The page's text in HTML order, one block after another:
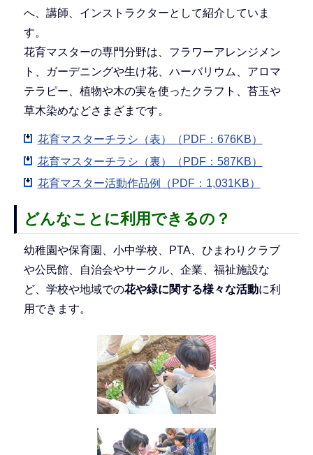
へ、講師、インストラクターとして紹介していま
す。
花育マスターの専門分野は、フラワーアレンジメン
ト、ガーデニングや生け花、ハーバリウム、アロマ
テラピー、植物や木の実を使ったクラフト、苔玉や
草木染めなどさまざまです。
花育マスターチラシ（表）（PDF：676KB）
花育マスターチラシ（裏）（PDF：587KB）
花育マスター活動作品例（PDF：1,031KB）
どんなことに利用できるの？
幼稚園や保育園、小中学校、PTA、ひまわりクラブ
や公民館、自治会やサークル、企業、福祉施設な
ど、学校や地域での花や緑に関する様々な活動に利
用できます。